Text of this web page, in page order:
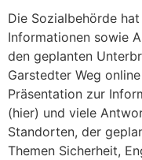
Die Sozialbehörde
Informationen sowie
den geplanten
Garstedter Weg
Präsentation zur
(hier) und viele
Standorten, der
Themen Sicherheit,